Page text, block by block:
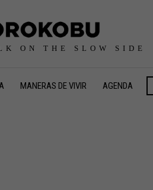
ON THE SLOW SIDE
MANERAS DE VIVIR AGENDA